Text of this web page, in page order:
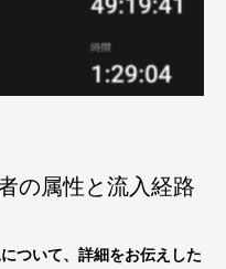
の属性と流入経路
ついて、詳細をお伝えした